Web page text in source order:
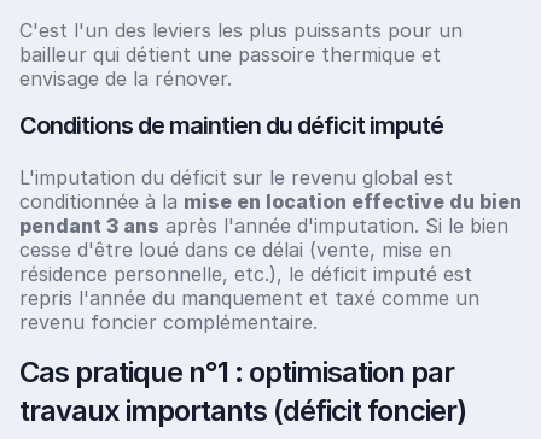
C'est l'un des leviers les plus puissants pour un
bailleur qui détient une passoire thermique et
envisage de la rénover.
Conditions de maintien du déficit imputé
L'imputation du déficit sur le revenu global est
conditionnée à la mise en location effective du bien
pendant 3 ans après l'année d'imputation. Si le bien
cesse d'être loué dans ce délai (vente, mise en
résidence personnelle, etc.), le déficit imputé est
repris l'année du manquement et taxé comme un
revenu foncier complémentaire.
Cas pratique n°1 : optimisation par
travaux importants (déficit foncier)